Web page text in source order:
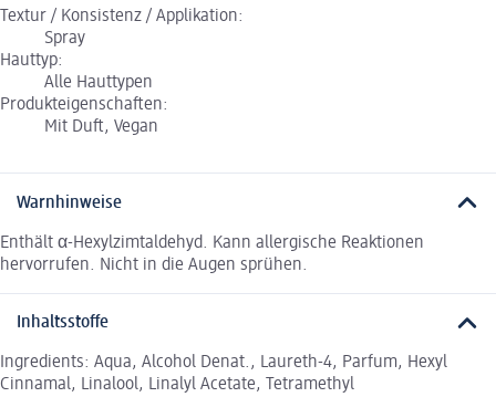
Textur / Konsistenz / Applikation:
Spray
Hauttyp:
Alle Hauttypen
Produkteigenschaften:
Mit Duft, Vegan
Warnhinweise
Enthält α-Hexylzimtaldehyd. Kann allergische Reaktionen
hervorrufen. Nicht in die Augen sprühen.
Inhaltsstoffe
Ingredients: Aqua, Alcohol Denat., Laureth-4, Parfum, Hexyl
Cinnamal, Linalool, Linalyl Acetate, Tetramethyl